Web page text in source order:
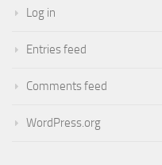
Log in
Entries feed
Comments feed
WordPress.org